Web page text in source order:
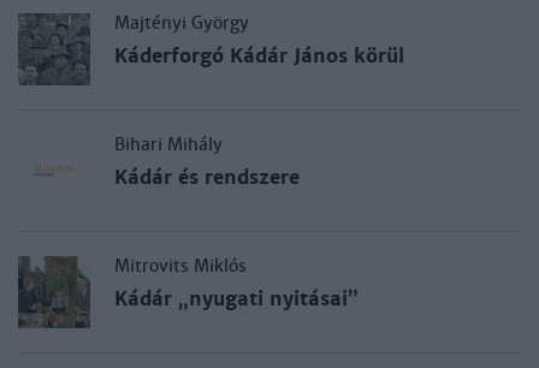
Majtényi György
Káderforgó Kádár János körül
Bihari Mihály
Kádár és rendszere
Mitrovits Miklós
Kádár „nyugati nyitásai”